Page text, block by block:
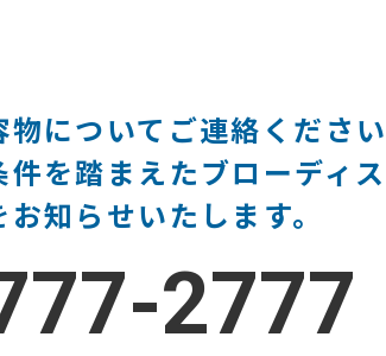
についてご連絡ください
を踏まえたブローディ
知らせいたします。
2777